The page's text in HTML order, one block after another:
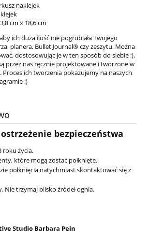
naklejek
cm x 18,6 cm
ich duża ilość nie pogrubiała Twojego
planera, Bullet Journal® czy zeszytu. Można
dostosowując je w ten sposób do siebie :).
przez nas ręcznie projektowane i tworzone w
Proces ich tworzenia pokazujemy na naszych
:)
bezpieczeństwa
roku życia.
które mogą zostać połknięte.
połknięcia natychmiast skontaktować się z
Nie trzymaj blisko źródeł ognia.
Studio Barbara Pein